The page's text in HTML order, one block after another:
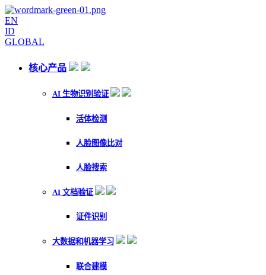
EN
ID
GLOBAL
核心产品
AI 生物识别验证
活体检测
人脸图像比对
人脸搜索
AI 文档验证
证件识别
大数据和机器学习
联合建模